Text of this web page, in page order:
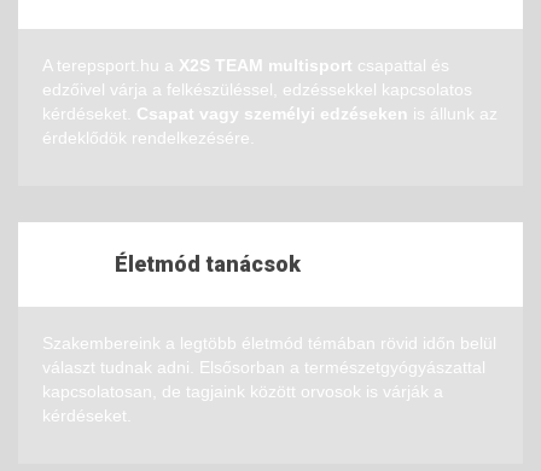
A terepsport.hu a X2S TEAM multisport csapattal és
edzőivel várja a felkészüléssel, edzéssekkel kapcsolatos
kérdéseket. Csapat vagy személyi edzéseken is állunk az
érdeklődök rendelkezésére.
Életmód tanácsok
Szakembereink a legtöbb életmód témában rövid időn belül
választ tudnak adni. Elsősorban a természetgyógyászattal
kapcsolatosan, de tagjaink között orvosok is várják a
kérdéseket.